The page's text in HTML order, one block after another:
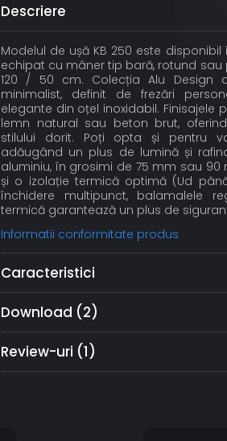
Descriere
Modelul de ușă KB 250 este
echipat cu mâner tip bară, rotund sau
120 / 50 cm. Colecția Alu Design
minimalist, definit de frezări
elegante din oțel inoxidabil. Finisajele
lemn natural sau beton brut,
stilului dorit. Poți opta și pentru
adăugând un plus de lumină și
aluminiu, în grosimi de 75 mm sau
și o izolație termică optimă (Ud
închidere multipunct, balamalele
termică garantează un plus de
Informatii conformitate produs
Caracteristici
Download (2)
Review-uri (1)